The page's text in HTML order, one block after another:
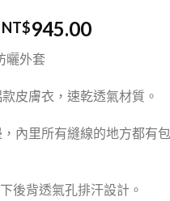
NT$945.00
曬外套
皮膚衣，速乾透氣材質。
內里所有縫線的地方都有包
後背透氣孔排汗設計。